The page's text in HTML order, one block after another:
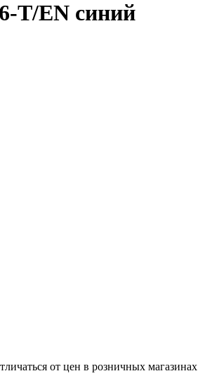
T/EN синий
от цен в розничных магазинах